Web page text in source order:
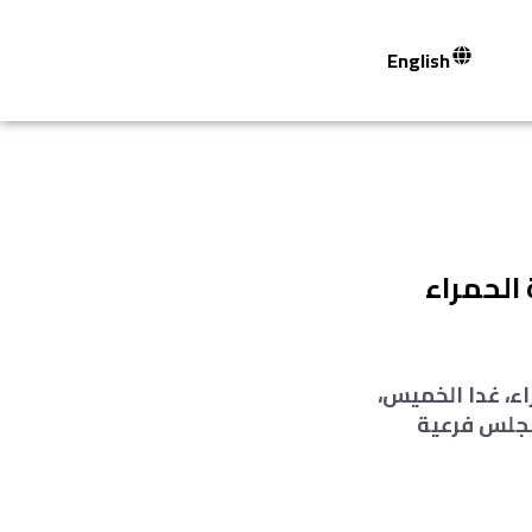
English
غدا الخميس،
فرعية